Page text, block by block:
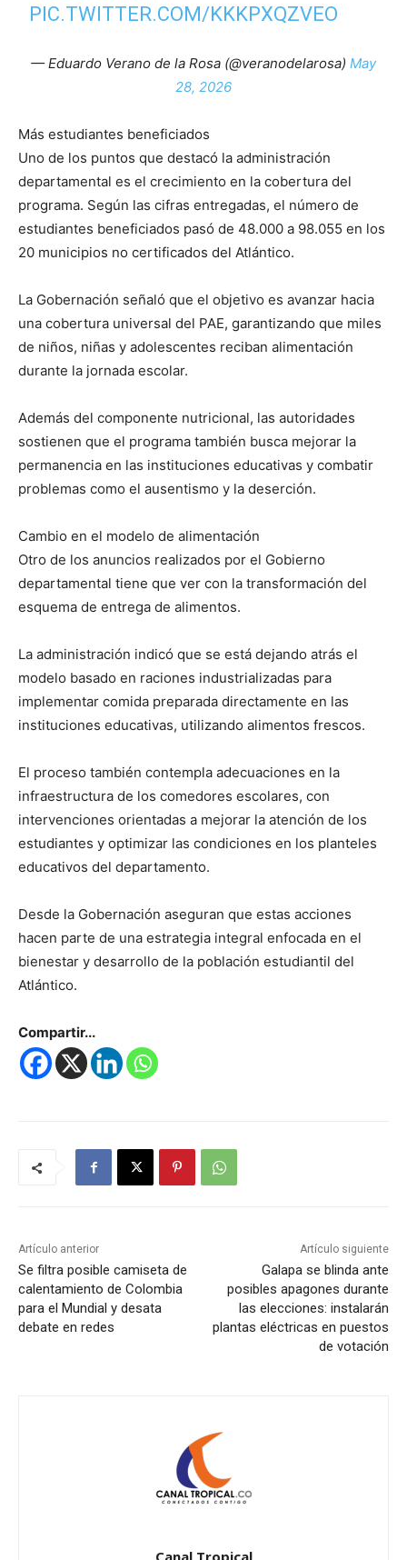
PIC.TWITTER.COM/KKKPXQZVEO
— Eduardo Verano de la Rosa (@veranodelarosa) May
28, 2026
Más estudiantes beneficiados
Uno de los puntos que destacó la administración
departamental es el crecimiento en la cobertura del
programa. Según las cifras entregadas, el número de
estudiantes beneficiados pasó de 48.000 a 98.055 en los
20 municipios no certificados del Atlántico.
La Gobernación señaló que el objetivo es avanzar hacia
una cobertura universal del PAE, garantizando que miles
de niños, niñas y adolescentes reciban alimentación
durante la jornada escolar.
Además del componente nutricional, las autoridades
sostienen que el programa también busca mejorar la
permanencia en las instituciones educativas y combatir
problemas como el ausentismo y la deserción.
Cambio en el modelo de alimentación
Otro de los anuncios realizados por el Gobierno
departamental tiene que ver con la transformación del
esquema de entrega de alimentos.
La administración indicó que se está dejando atrás el
modelo basado en raciones industrializadas para
implementar comida preparada directamente en las
instituciones educativas, utilizando alimentos frescos.
El proceso también contempla adecuaciones en la
infraestructura de los comedores escolares, con
intervenciones orientadas a mejorar la atención de los
estudiantes y optimizar las condiciones en los planteles
educativos del departamento.
Desde la Gobernación aseguran que estas acciones
hacen parte de una estrategia integral enfocada en el
bienestar y desarrollo de la población estudiantil del
Atlántico.
Compartir...
Artículo anterior
Se filtra posible camiseta de
calentamiento de Colombia
para el Mundial y desata
debate en redes
Artículo siguiente
Galapa se blinda ante
posibles apagones durante
las elecciones: instalarán
plantas eléctricas en puestos
de votación